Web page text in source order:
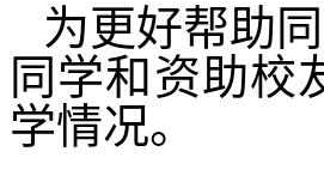
为更好帮助
同学和资助校
学情况。